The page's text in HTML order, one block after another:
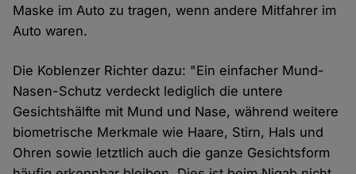
Maske im Auto zu tragen, wenn andere Mitfahrer im
Auto waren.
Die Koblenzer Richter dazu: "Ein einfacher Mund-
Nasen-Schutz verdeckt lediglich die untere
Gesichtshälfte mit Mund und Nase, während weitere
biometrische Merkmale wie Haare, Stirn, Hals und
Ohren sowie letztlich auch die ganze Gesichtsform